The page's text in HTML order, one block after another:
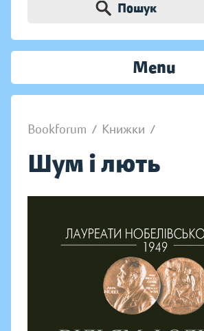
Пошук
Menu
Bookforum / Книжки /
Шум і лють